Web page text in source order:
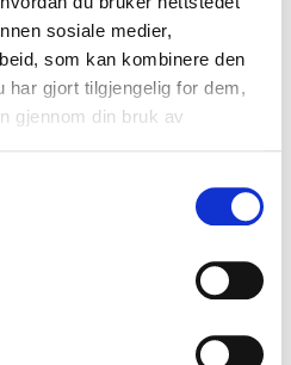
sosiale medier,
som kan kombinere den
har gjort tilgjengelig for dem,
gjennom din bruk av
BETALING